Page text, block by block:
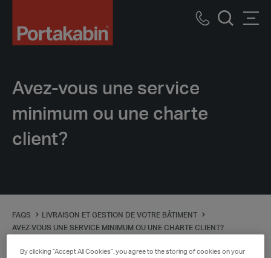
Call
Avez-vous une service
minimum ou une charte
client?
FAQS
LIVRAISON ET GESTION DE VOTRE BÂTIMENT
AVEZ-VOUS UNE SERVICE MINIMUM OU UNE CHARTE CLIENT?
By clicking “Accept All Cookies”, you agree to the storing of cookies on your